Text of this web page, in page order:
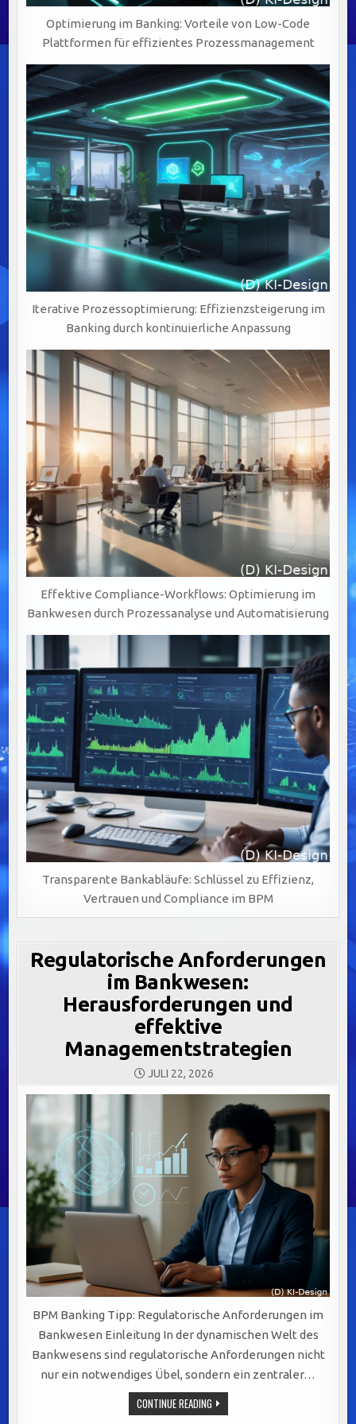
Optimierung im Banking: Vorteile von Low-Code
Plattformen für effizientes Prozessmanagement
Iterative Prozessoptimierung: Effizienzsteigerung im
Banking durch kontinuierliche Anpassung
Effektive Compliance-Workflows: Optimierung im
Bankwesen durch Prozessanalyse und Automatisierung
Transparente Bankabläufe: Schlüssel zu Effizienz,
Vertrauen und Compliance im BPM
Regulatorische Anforderungen
im Bankwesen:
Herausforderungen und
effektive
Managementstrategien
JULI 22, 2026
BPM Banking Tipp: Regulatorische Anforderungen im
Bankwesen Einleitung In der dynamischen Welt des
Bankwesens sind regulatorische Anforderungen nicht
nur ein notwendiges Übel, sondern ein zentraler…
CONTINUE READINGREGULATORISCHE
ANFORDERUNGEN